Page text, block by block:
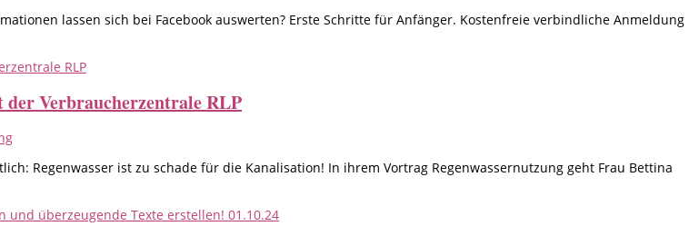
lassen sich bei Facebook auswerten? Erste Schritte für Anfänger. Kostenfreie verbindliche Anmeldung
der Verbraucherzentrale RLP
Regenwasser ist zu schade für die Kanalisation! In ihrem Vortrag Regenwassernutzung geht Frau Bettina